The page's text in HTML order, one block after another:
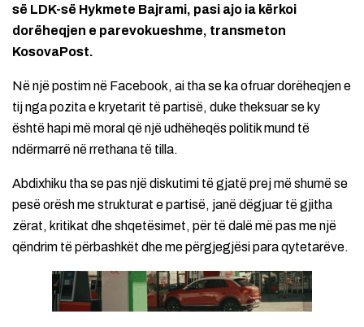
së LDK-së Hykmete Bajrami, pasi ajo ia kërkoi
dorëheqjen e parevokueshme, transmeton
KosovaPost.
Në një postim në Facebook, ai tha se ka ofruar dorëheqjen e
tij nga pozita e kryetarit të partisë, duke theksuar se ky
është hapi më moral që një udhëheqës politik mund të
ndërmarrë në rrethana të tilla.
Abdixhiku tha se pas një diskutimi të gjatë prej më shumë se
pesë orësh me strukturat e partisë, janë dëgjuar të gjitha
zërat, kritikat dhe shqetësimet, për të dalë më pas me një
qëndrim të përbashkët dhe me përgjegjësi para qytetarëve.